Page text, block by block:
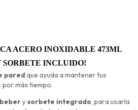
ACERO INOXIDABLE 473ML
SORBETE INCLUIDO!
paredque ayuda a mantener tus
más tiempo.
ysorbete integrado , para usarla